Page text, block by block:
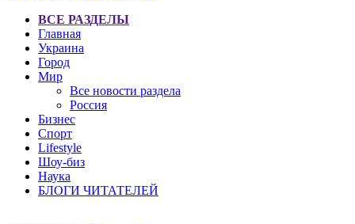
ВСЕ РАЗДЕЛЫ
Главная
Украина
Город
Мир
Все новости раздела
Россия
Бизнес
Спорт
Lifestyle
Шоу-биз
Наука
БЛОГИ ЧИТАТЕЛЕЙ